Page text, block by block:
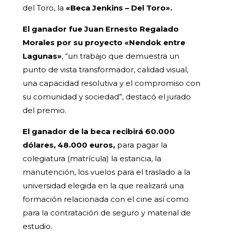
del Toro, la «Beca Jenkins – Del Toro».
El ganador fue Juan Ernesto Regalado
Morales por su proyecto «Nendok entre
Lagunas», “un trabajo que demuestra un
punto de vista transformador, calidad visual,
una capacidad resolutiva y el compromiso con
su comunidad y sociedad”, destacó el jurado
del premio.
El ganador de la beca recibirá 60.000
dólares, 48.000 euros,para pagar la
colegiatura (matrícula) la estancia, la
manutención, los vuelos para el traslado a la
universidad elegida en la que realizará una
formación relacionada con el cine así como
para la contratación de seguro y material de
estudio.